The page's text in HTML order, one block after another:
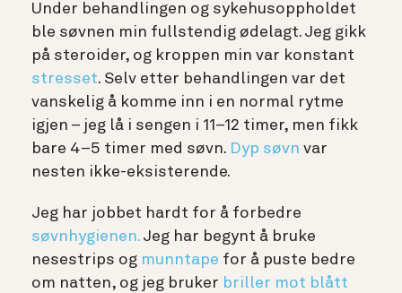
Under behandlingen og sykehusoppholdet
ble søvnen min fullstendig ødelagt. Jeg gikk
på steroider, og kroppen min var konstant
stresset. Selv etter behandlingen var det
vanskelig å komme inn i en normal rytme
igjen – jeg lå i sengen i 11–12 timer, men fikk
bare 4–5 timer med søvn. Dyp søvn var
nesten ikke-eksisterende.
Jeg har jobbet hardt for å forbedre
søvnhygienen. Jeg har begynt å bruke
nesestrips og munntape for å puste bedre
om natten, og jeg bruker briller mot blått